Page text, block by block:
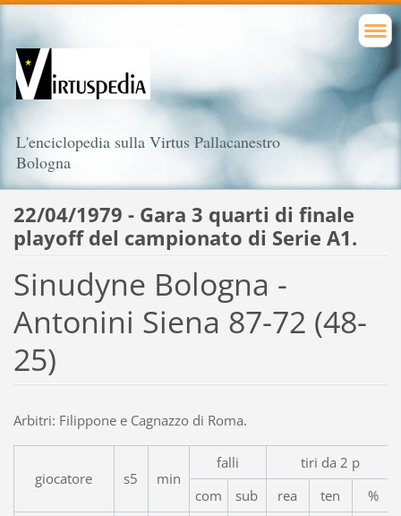
L'enciclopedia sulla Virtus Pallacanestro
Bologna
22/04/1979 - Gara 3 quarti di finale
playoff del campionato di Serie A1.
Sinudyne Bologna -
Antonini Siena 87-72 (48-
25)
Arbitri: Filippone e Cagnazzo di Roma.
giocatore s5 min
falli
tiri da 2 p
com
sub rea ten %